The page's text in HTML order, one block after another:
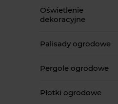
Oświetlenie
dekoracyjne
Palisady ogrodowe
Pergole ogrodowe
Płotki ogrodowe